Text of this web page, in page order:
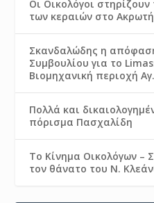
Οι Οικολόγοι
των κεραιών στο
Σκανδαλώδης η
Συμβουλίου για το
Βιομηχανική περιοχή
Πολλά και
πόρισμα Πασχαλίδη
Το Κίνημα Οικολόγων –
τον θάνατο του Ν.